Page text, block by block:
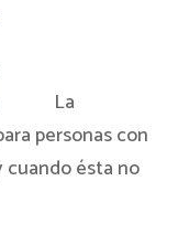
La
personas con
cuando ésta no